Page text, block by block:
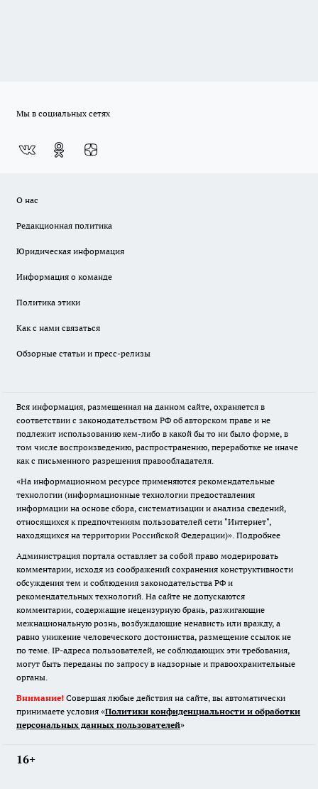
Мы в социальных сетях
О нас
Редакционная политика
Юридическая информация
Информация о команде
Политика этики
Как с нами связаться
Обзорные статьи и пресс-релизы
Вся информация, размещенная на данном сайте, охраняется в
соответствии с законодательством РФ об авторском праве и не
подлежит использованию кем-либо в какой бы то ни было форме, в
том числе воспроизведению, распространению, переработке не иначе
как с письменного разрешения правообладателя.
«На информационном ресурсе применяются рекомендательные
технологии (информационные технологии предоставления
информации на основе сбора, систематизации и анализа сведений,
относящихся к предпочтениям пользователей сети "Интернет",
находящихся на территории Российской Федерации)». Подробнее
Администрация портала оставляет за собой право модерировать
комментарии, исходя из соображений сохранения конструктивности
обсуждения тем и соблюдения законодательства РФ и
рекомендательных технологий. На сайте не допускаются
комментарии, содержащие нецензурную брань, разжигающие
межнациональную рознь, возбуждающие ненависть или вражду, а
равно унижение человеческого достоинства, размещение ссылок не
по теме. IP-адреса пользователей, не соблюдающих эти требования,
могут быть переданы по запросу в надзорные и правоохранительные
органы.
Внимание! Совершая любые действия на сайте, вы автоматически
принимаете условия «Политики конфиденциальности и обработки
персональных данных пользователей»
16+